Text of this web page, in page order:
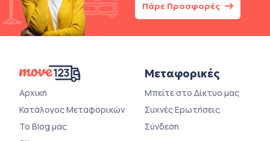
Πάρε Προσφορές
Αρχική
Κατάλογος Μεταφορικών
Το Blog μας
Μεταφορικές
Μπείτε στο Δίκτυο μας
Συχνές Ερωτήσεις
Σύνδεση